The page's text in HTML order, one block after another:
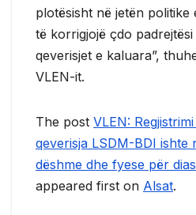
plotësisht në jetën politike
të korrigjojë çdo
qeverisjet e kaluara”,
VLEN-it.
The post VLEN:
qeverisja LSDM-BDI ishte
dëshme dhe fyese për
appeared first on Alsat.